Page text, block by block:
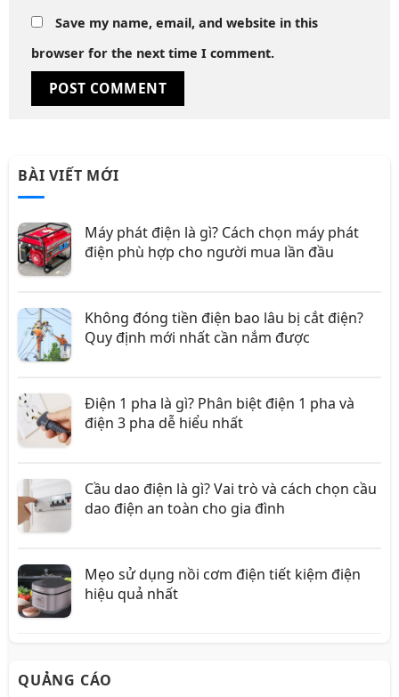
Save my name, email, and website in this
browser for the next time I comment.
BÀI VIẾT MỚI
Máy phát điện là gì? Cách chọn máy phát
điện phù hợp cho người mua lần đầu
Không đóng tiền điện bao lâu bị cắt điện?
Quy định mới nhất cần nắm được
Điện 1 pha là gì? Phân biệt điện 1 pha và
điện 3 pha dễ hiểu nhất
Cầu dao điện là gì? Vai trò và cách chọn cầu
dao điện an toàn cho gia đình
Mẹo sử dụng nồi cơm điện tiết kiệm điện
hiệu quả nhất
QUẢNG CÁO